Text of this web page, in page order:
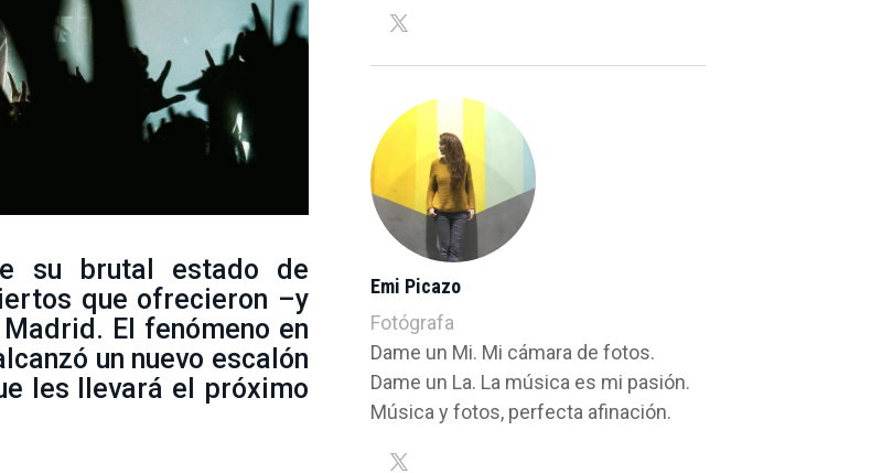
su brutal estado de
que ofrecieron –y
El fenómeno en
un nuevo escalón
les llevará el próximo
Emi Picazo
Fotógrafa
Dame un Mi. Mi cámara de fotos.
Dame un La. La música es mi pasión.
Música y fotos, perfecta afinación.